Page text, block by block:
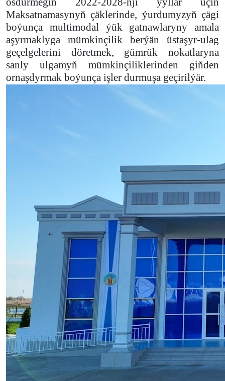
Maksatnamasynyň çäklerinde, ýurdumyzyň çägi
boýunça multimodal ýük gatnawlaryny amala
aşyrmaklyga mümkinçilik berýän üstaşyr-ulag
geçelgelerini döretmek, gümrük nokatlaryna
sanly ulgamyň mümkinçiliklerinden giňden
ornaşdyrmak boýunça işler durmuşa geçirilýär.